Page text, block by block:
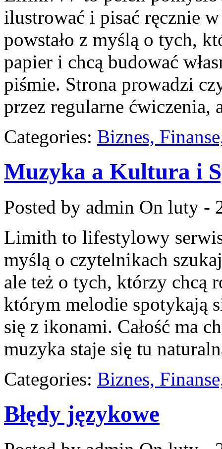
ilustrować i pisać ręcznie
powstało z myślą o tych,
papier i chcą budować
piśmie. Strona prowadzi
przez regularne ćwiczenia,
Categories: Biznes,
Muzyka a Kultura i
Posted by admin On luty -
Limith to lifestylowy
myślą o czytelnikach
ale też o tych, którzy chcą
którym melodie spotykają
się z ikonami. Całość ma
muzyka staje się tu
Categories: Biznes,
Błędy językowe